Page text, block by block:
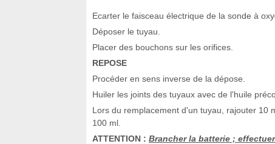
Ecarter le faisceau électrique de la sonde à
Déposer le tuyau.
Placer des bouchons sur les orifices.
REPOSE
Procéder en sens inverse de la dépose.
Huiler les joints des tuyaux avec de l'huile
Lors du remplacement d'un tuyau, rajouter 10
100 ml.
ATTENTION : Brancher la batterie ;